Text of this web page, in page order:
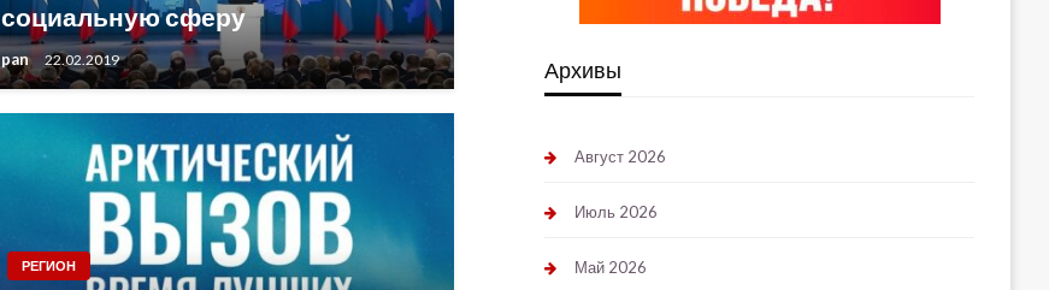
социальную сферу
pan 22.02.2019
РЕГИОН
Архивы
Август 2026
Июль 2026
Май 2026